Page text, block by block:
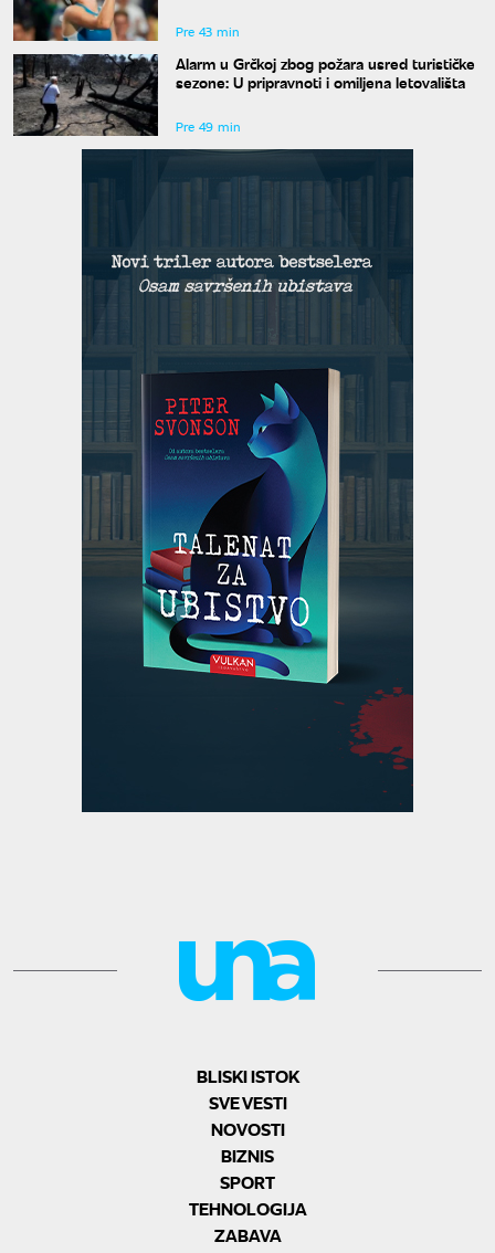
Pre 43 min
Alarm u Grčkoj zbog požara usred turističke
sezone: U pripravnoti i omiljena letovališta
Pre 49 min
BLISKI ISTOK
SVE VESTI
NOVOSTI
BIZNIS
SPORT
TEHNOLOGIJA
ZABAVA